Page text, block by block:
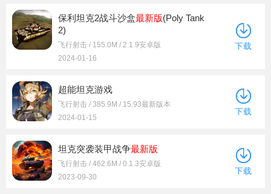
保利坦克2战斗沙盒最新版(Poly Tank
2)
飞行射击 / 155.0M / 2.1.9安卓版
2024-01-16
下载
超能坦克游戏
飞行射击 / 385.9M / 15.93最新版本
2024-01-15
下载
坦克突袭装甲战争最新版
飞行射击 / 462.6M / 0.1.3安卓版
2023-09-30
下载